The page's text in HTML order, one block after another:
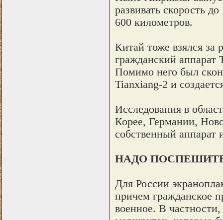
развивать скорость
600 километров.
Китай тоже взялся за
гражданский
Помимо него был
Tianxiang-2 и
Исследования в
Корее, Германии,
собственный аппарат
НАДО
Для России
причем гражданское
военное. В